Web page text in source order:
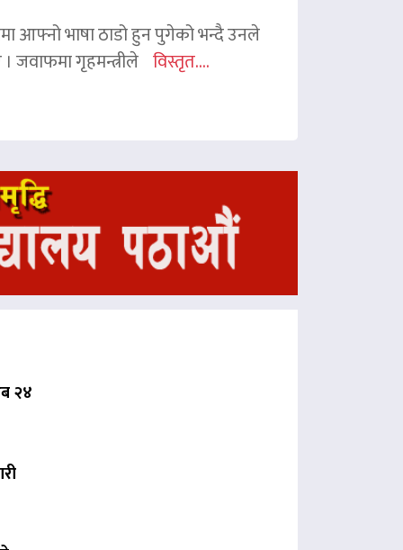
आफ्नो भाषा ठाडो हुन पुगेको भन्दै उनले
जवाफमा गृहमन्त्रीले विस्तृत....
२४